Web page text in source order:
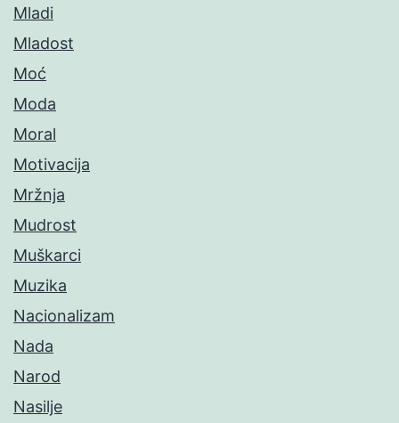
Mladi
Mladost
Moć
Moda
Moral
Motivacija
Mržnja
Mudrost
Muškarci
Muzika
Nacionalizam
Nada
Narod
Nasilje